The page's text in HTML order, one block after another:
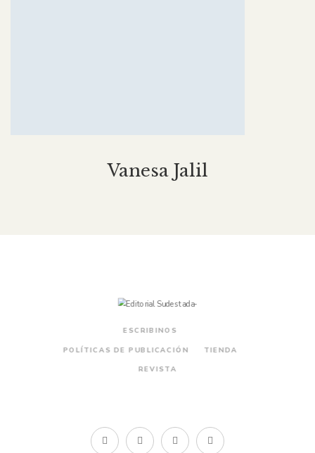
Vanesa Jalil
ESCRIBINOS
POLÍTICAS DE PUBLICACIÓN TIENDA
REVISTA